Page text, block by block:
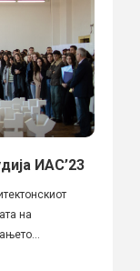
ИАС’23
на